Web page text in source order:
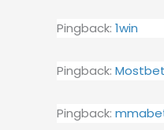
Pingback: 1win
Pingback: Mostbet
Pingback: